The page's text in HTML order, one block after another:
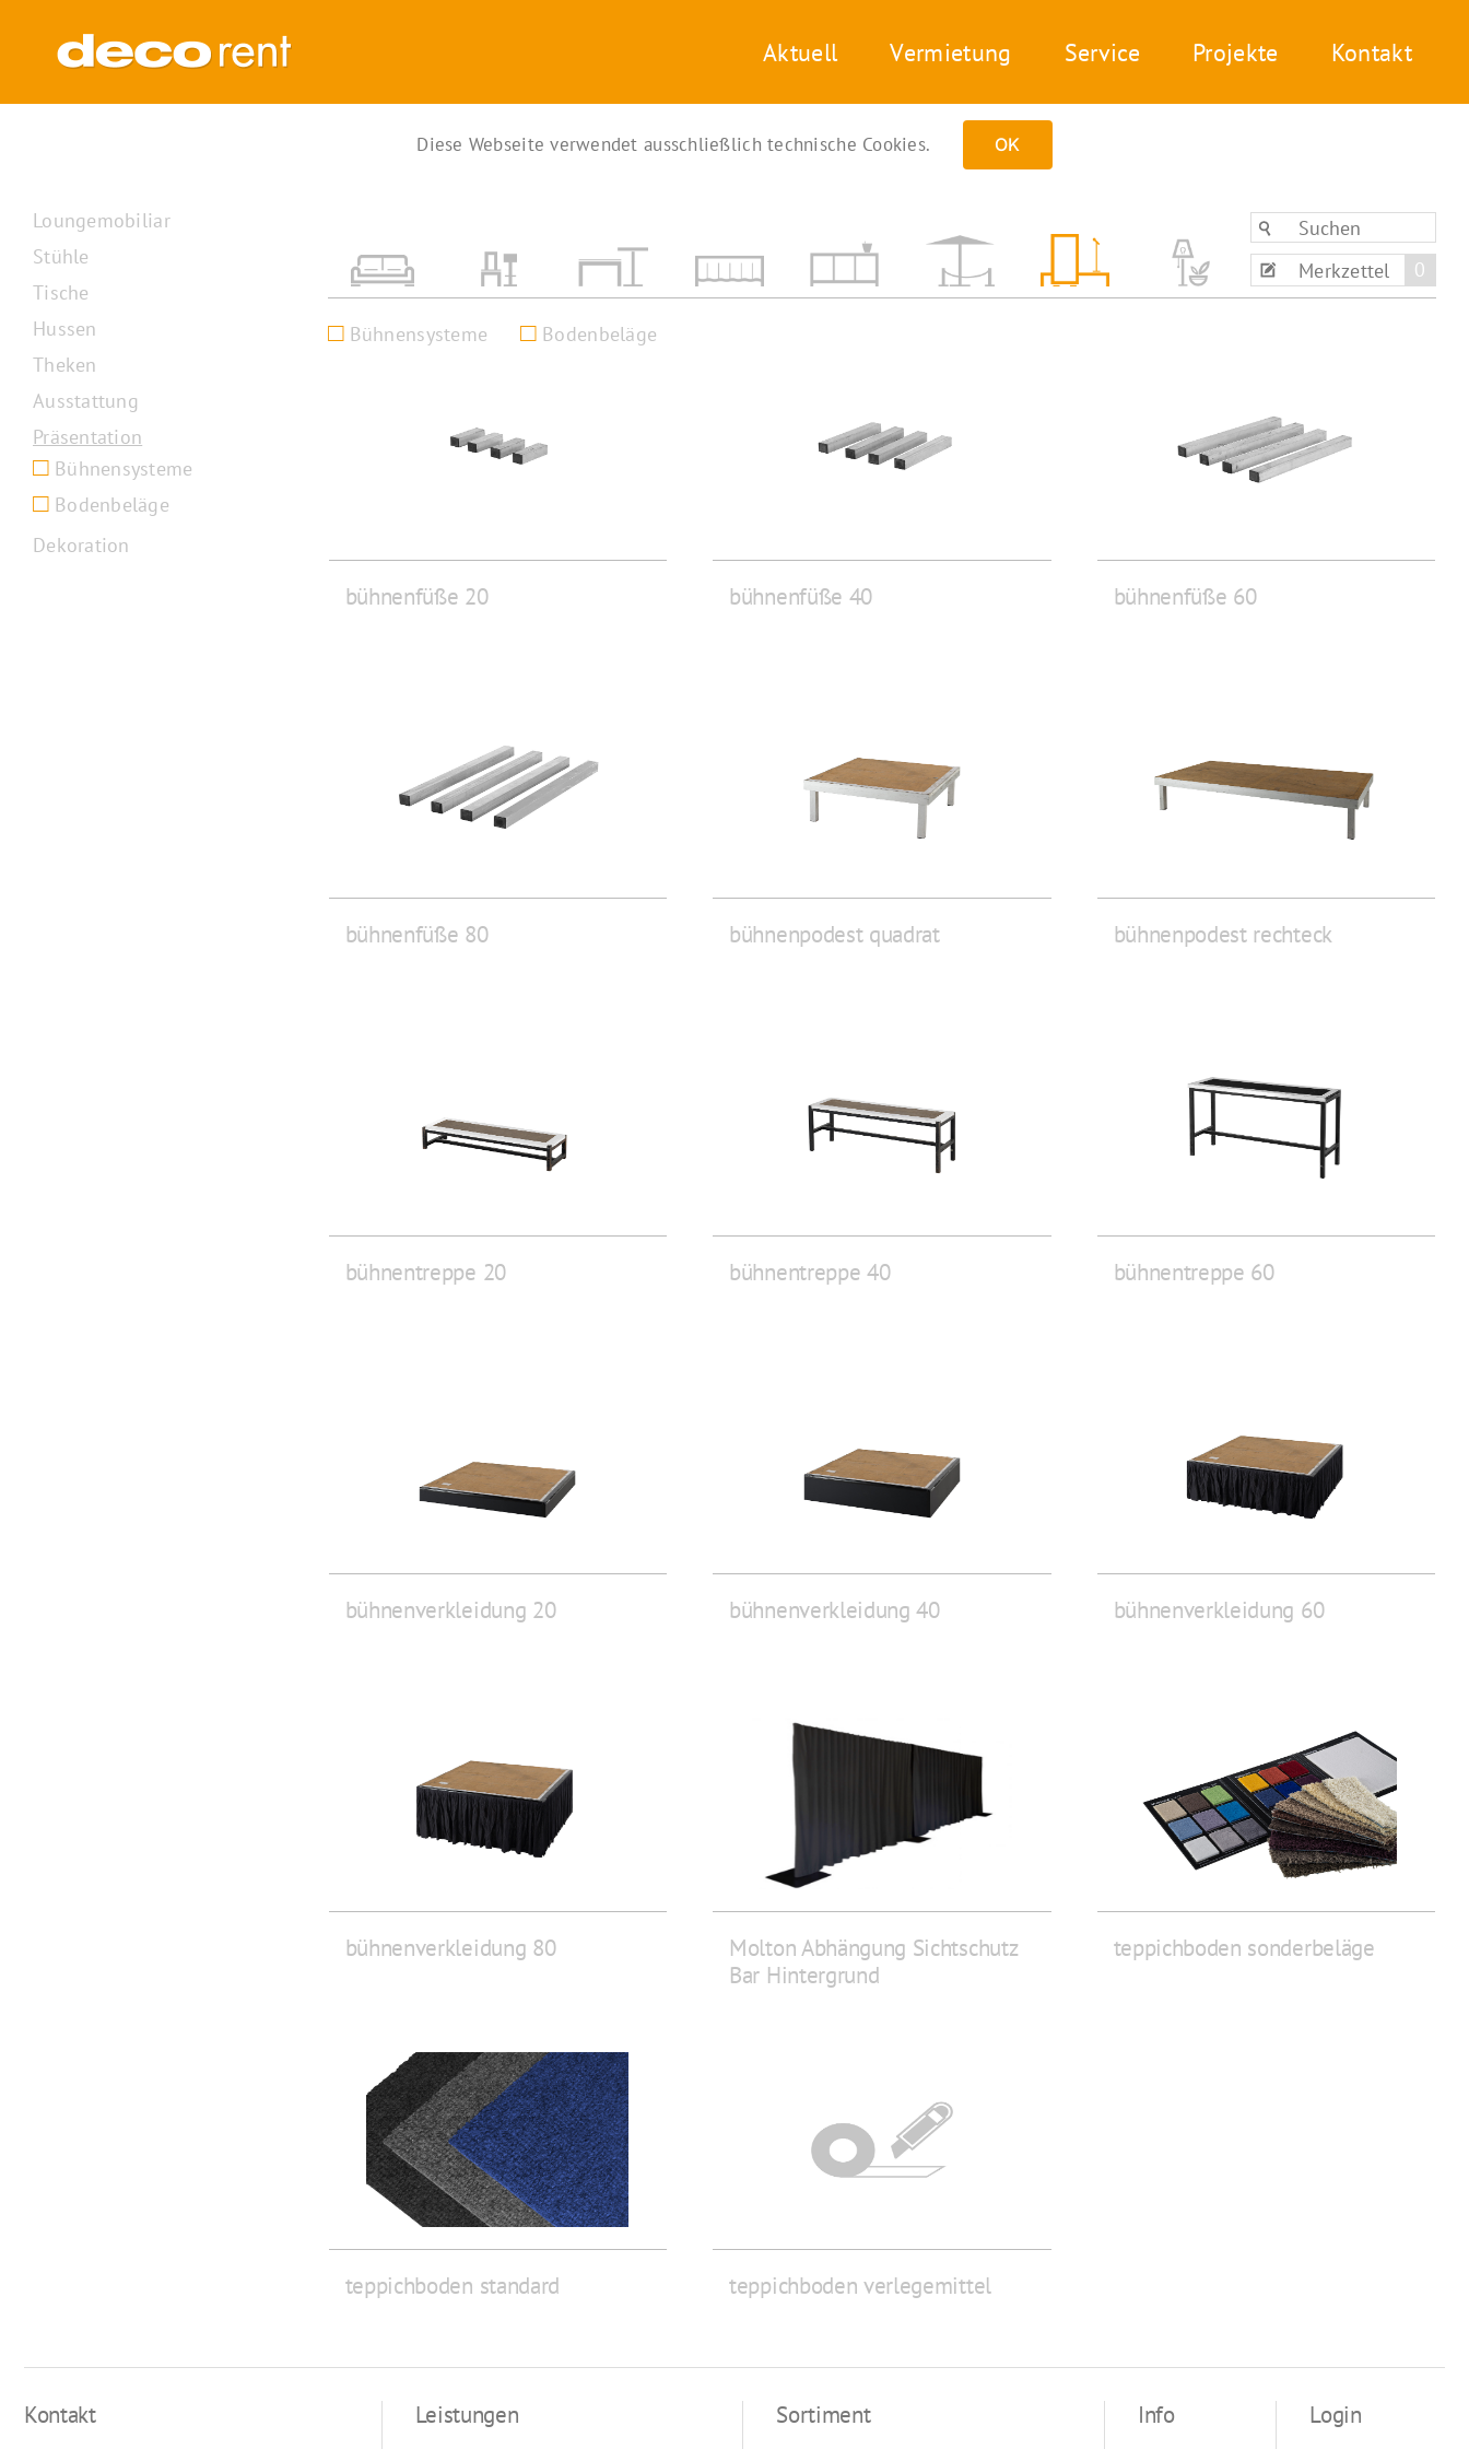
springen
Aktuell Vermietung Service Projekte Kontakt
Merkzettel 0
Bühnensysteme Bodenbeläge
bühnenfüße 20 bühnenfüße 40 bühnenfüße 60
bühnenfüße 80 bühnenpodest quadrat bühnenpodest rechteck
bühnentreppe 20 bühnentreppe 40 bühnentreppe 60
bühnenverkleidung 20 bühnenverkleidung 40 bühnenverkleidung 60
bühnenverkleidung 80
Molton Abhängung Sichtschutz
Bar Hintergrund
teppichboden sonderbeläge
teppichboden standard teppichboden verlegemittel
Loungemobiliar
Stühle
Tische
Hussen
Theken
Ausstattung
Präsentation
Bühnensysteme
Bodenbeläge
Dekoration
Diese Webseite verwendet ausschließlich technische Cookies. OK
Kontakt Leistungen Sortiment Info Login